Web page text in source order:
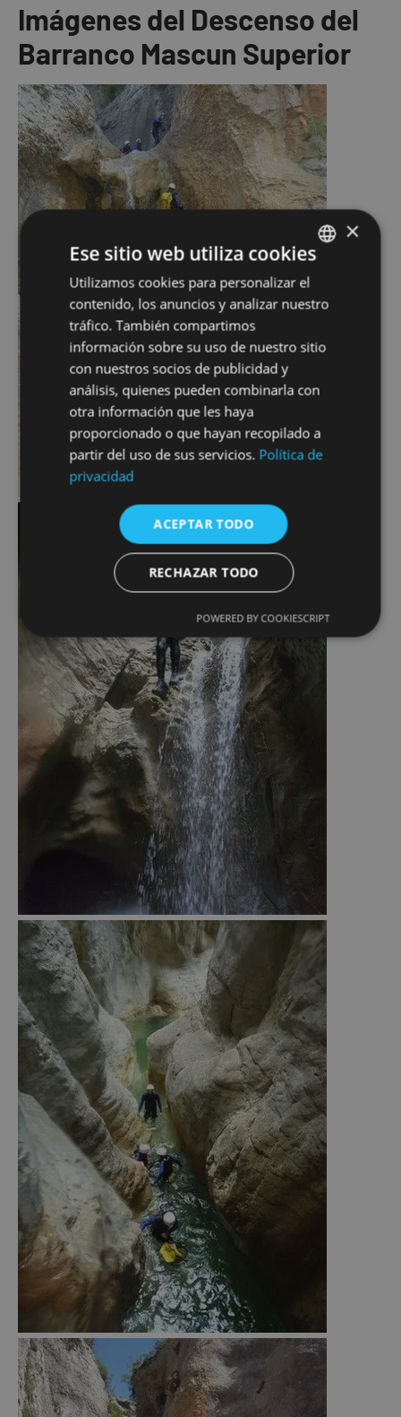
Imágenes del Descenso del
Barranco Mascun Superior
SPANISH
FRENCH
ENGLISH
×
Ese sitio web utiliza cookies
Utilizamos cookies para personalizar el
contenido, los anuncios y analizar nuestro
tráfico. También compartimos
información sobre su uso de nuestro sitio
con nuestros socios de publicidad y
análisis, quienes pueden combinarla con
otra información que les haya
proporcionado o que hayan recopilado a
partir del uso de sus servicios. Política de
privacidad
ACEPTAR TODO
RECHAZAR TODO
POWERED BY COOKIESCRIPT